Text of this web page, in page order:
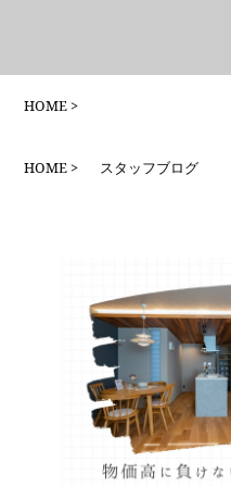
HOME
HOME スタッフブログ